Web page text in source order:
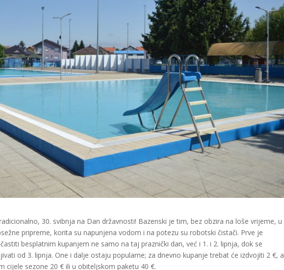
30. svibnja na Dan državnosti! Bazenski je tim, bez obzira na loše vrijeme, u
pripreme, korita su napunjena vodom i na potezu su robotski čistači. Prve je
besplatnim kupanjem ne samo na taj praznički dan, već i 1. i 2. lipnja, dok se
od 3. lipnja. One i dalje ostaju popularne; za dnevno kupanje trebat će izdvojiti 2 €, a
cijele sezone 20 € ili u obiteljskom paketu 40 €.